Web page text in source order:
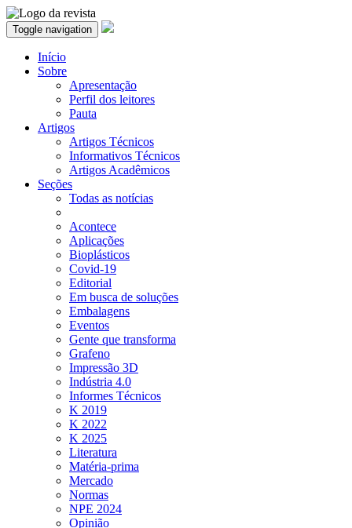
Toggle navigation
Início
Sobre
Apresentação
Perfil dos leitores
Pauta
Artigos
Artigos Técnicos
Informativos Técnicos
Artigos Acadêmicos
Seções
Todas as notícias
Acontece
Aplicações
Bioplásticos
Covid-19
Editorial
Em busca de soluções
Embalagens
Eventos
Gente que transforma
Grafeno
Impressão 3D
Indústria 4.0
Informes Técnicos
K 2019
K 2022
K 2025
Literatura
Matéria-prima
Mercado
Normas
NPE 2024
Opinião